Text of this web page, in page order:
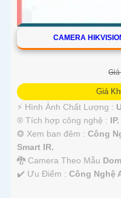
CAMERA
Giá
️⚡ Hình Ành Chất Lượng :
®️ Tích hợp công nghệ : IP.
❂ Xem ban đêm : Công
Smart IR.
🐉️ Camera Theo Mẫu
️✔️ Ưu Điểm : Công Nghệ